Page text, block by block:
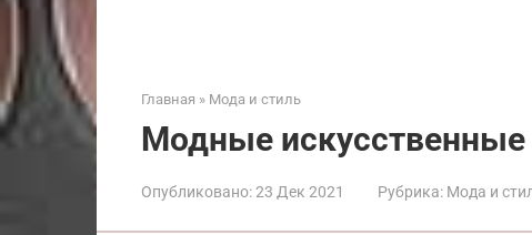
Главная » Мода и стиль
Модные
Опубликовано:23 Дек 2021 Рубрика: Мода и